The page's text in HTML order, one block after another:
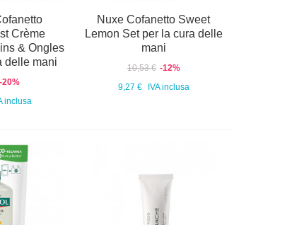
Crème
& Ongles
delle mani
-20%
inclusa
Nuxe Cofanetto Sweet
Lemon Set per la cura delle
mani
10,53 € -12%
9,27 €
IVA inclusa